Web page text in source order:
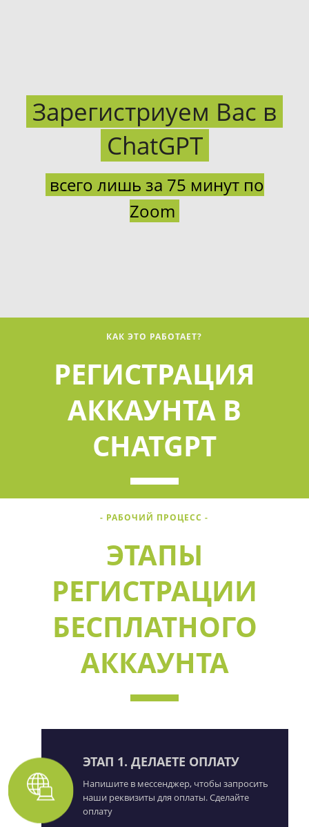
Зарегистриуем Вас в
ChatGPT
всего лишь за 75 минут по
Zoom
КАК ЭТО РАБОТАЕТ?
РЕГИСТРАЦИЯ
АККАУНТА В
CHATGPT
- РАБОЧИЙ ПРОЦЕСС -
ЭТАПЫ
РЕГИСТРАЦИИ
БЕСПЛАТНОГО
АККАУНТА
ЭТАП 1. ДЕЛАЕТЕ ОПЛАТУ
Напишите в мессенджер, чтобы запросить
наши реквизиты для оплаты. Сделайте
оплату